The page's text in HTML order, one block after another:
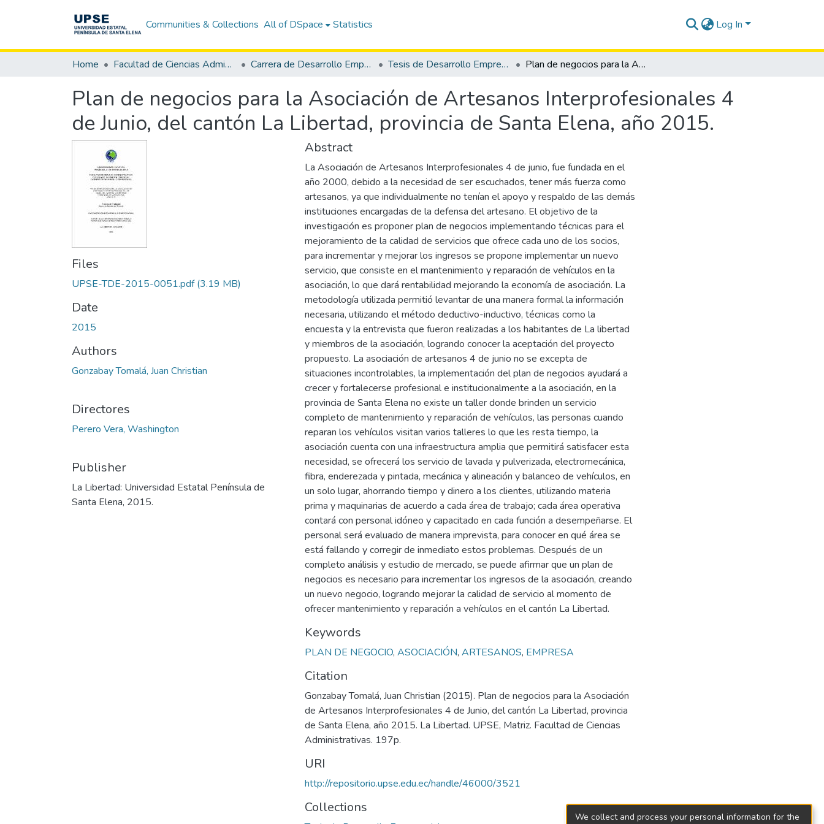
Communities & Collections All of DSpace Statistics Log In
Home Facultad de Ciencias Administrativas Carrera de Desarrollo Empresarial Tesis de Desarrollo Empresarial Plan de negocios para la Asociación de Artesanos Interprofesionales 4 de Junio, del cantón La Libertad, provincia de Santa Elena, año 2015.
Plan de negocios para la Asociación de Artesanos Interprofesionales 4
de Junio, del cantón La Libertad, provincia de Santa Elena, año 2015.
Files
UPSE-TDE-2015-0051.pdf(3.19 MB)
Date
2015
Authors
Gonzabay Tomalá, Juan Christian
Directores
Perero Vera, Washington
Publisher
La Libertad: Universidad Estatal Península de
Santa Elena, 2015.
Abstract
La Asociación de Artesanos Interprofesionales 4 de junio, fue fundada en el
año 2000, debido a la necesidad de ser escuchados, tener más fuerza como
artesanos, ya que individualmente no tenían el apoyo y respaldo de las demás
instituciones encargadas de la defensa del artesano. El objetivo de la
investigación es proponer plan de negocios implementando técnicas para el
mejoramiento de la calidad de servicios que ofrece cada uno de los socios,
para incrementar y mejorar los ingresos se propone implementar un nuevo
servicio, que consiste en el mantenimiento y reparación de vehículos en la
asociación, lo que dará rentabilidad mejorando la economía de asociación. La
metodología utilizada permitió levantar de una manera formal la información
necesaria, utilizando el método deductivo-inductivo, técnicas como la
encuesta y la entrevista que fueron realizadas a los habitantes de La libertad
y miembros de la asociación, logrando conocer la aceptación del proyecto
propuesto. La asociación de artesanos 4 de junio no se excepta de
situaciones incontrolables, la implementación del plan de negocios ayudará a
crecer y fortalecerse profesional e institucionalmente a la asociación, en la
provincia de Santa Elena no existe un taller donde brinden un servicio
completo de mantenimiento y reparación de vehículos, las personas cuando
reparan los vehículos visitan varios talleres lo que les resta tiempo, la
asociación cuenta con una infraestructura amplia que permitirá satisfacer esta
necesidad, se ofrecerá los servicio de lavada y pulverizada, electromecánica,
fibra, enderezada y pintada, mecánica y alineación y balanceo de vehículos, en
un solo lugar, ahorrando tiempo y dinero a los clientes, utilizando materia
prima y maquinarias de acuerdo a cada área de trabajo; cada área operativa
contará con personal idóneo y capacitado en cada función a desempeñarse. El
personal será evaluado de manera imprevista, para conocer en qué área se
está fallando y corregir de inmediato estos problemas. Después de un
completo análisis y estudio de mercado, se puede afirmar que un plan de
negocios es necesario para incrementar los ingresos de la asociación, creando
un nuevo negocio, logrando mejorar la calidad de servicio al momento de
ofrecer mantenimiento y reparación a vehículos en el cantón La Libertad.
Keywords
PLAN DE NEGOCIO, ASOCIACIÓN, ARTESANOS, EMPRESA
Citation
Gonzabay Tomalá, Juan Christian (2015). Plan de negocios para la Asociación
de Artesanos Interprofesionales 4 de Junio, del cantón La Libertad, provincia
de Santa Elena, año 2015. La Libertad. UPSE, Matriz. Facultad de Ciencias
Administrativas. 197p.
URI
http://repositorio.upse.edu.ec/handle/46000/3521
Collections
We collect and process your personal information for the